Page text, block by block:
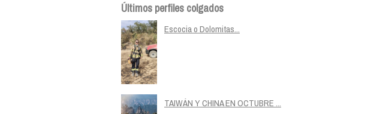
Últimos perfiles colgados
Escocia o Dolomitas...
TAIWÁN Y CHINA EN OCTUBRE ...